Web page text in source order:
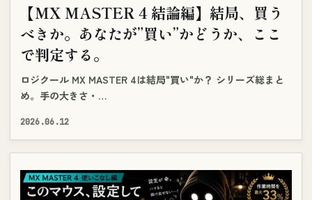
【MX MASTER 4 結論編】結局、買う
べきか。あなたが”買い”かどうか、ここ
で判定する。
ロジクール MX MASTER 4は結局"買い"か？ シリーズ総まと
め。手の大きさ・…
2026.06.12